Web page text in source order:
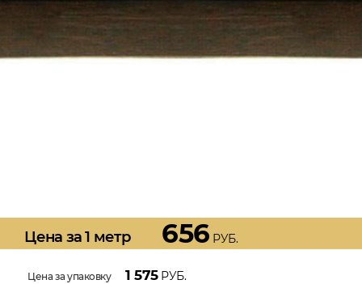
Цена за 1 метр 656 РУБ.
Цена за упаковку 1 575РУБ.